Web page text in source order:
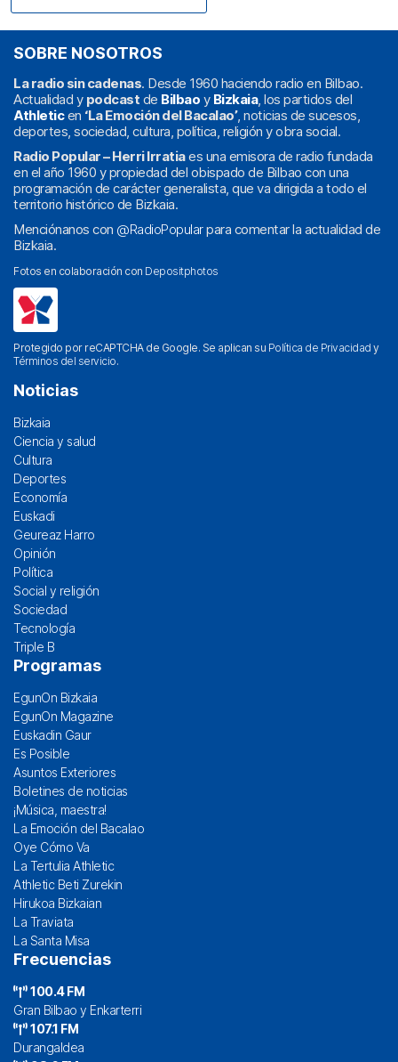
SOBRE NOSOTROS
La radio sin cadenas. Desde 1960 haciendo radio en Bilbao.
Actualidad y podcast de Bilbao y Bizkaia, los partidos del
Athleticen ‘La Emoción del Bacalao’, noticias de sucesos,
deportes, sociedad, cultura, política, religión y obra social.
Radio Popular – Herri Irratiaes una emisora de radio fundada
en el año 1960 y propiedad del obispado de Bilbao con una
programación de carácter generalista, que va dirigida a todo el
territorio histórico de Bizkaia.
Menciónanos con @RadioPopularpara comentar la actualidad de
Bizkaia.
Fotos en colaboración con Depositphotos
Protegido por reCAPTCHA de Google. Se aplican su Política de Privacidad y
Términos del servicio.
Noticias
Bizkaia
Ciencia y salud
Cultura
Deportes
Economía
Euskadi
Geureaz Harro
Opinión
Política
Social y religión
Sociedad
Tecnología
Triple B
Programas
EgunOn Bizkaia
EgunOn Magazine
Euskadin Gaur
Es Posible
Asuntos Exteriores
Boletines de noticias
¡Música, maestra!
La Emoción del Bacalao
Oye Cómo Va
La Tertulia Athletic
Athletic Beti Zurekin
Hirukoa Bizkaian
La Traviata
La Santa Misa
Frecuencias
100.4 FM
Gran Bilbao y Enkarterri
107.1 FM
Durangaldea